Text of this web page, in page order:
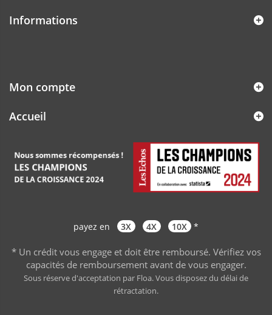
Informations
Mon compte
Accueil
payez en 3X 4X 10X *
* Un crédit vous engage et doit être remboursé. Vérifiez vos
capacités de remboursement avant de vous engager.
Sous réserve d'acceptation par Floa. Vous disposez du délai de
rétractation.